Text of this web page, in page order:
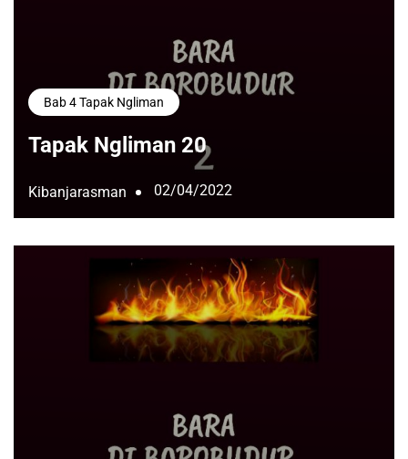
Bab 4 Tapak Ngliman
Tapak Ngliman 20
Kibanjarasman 02/04/2022